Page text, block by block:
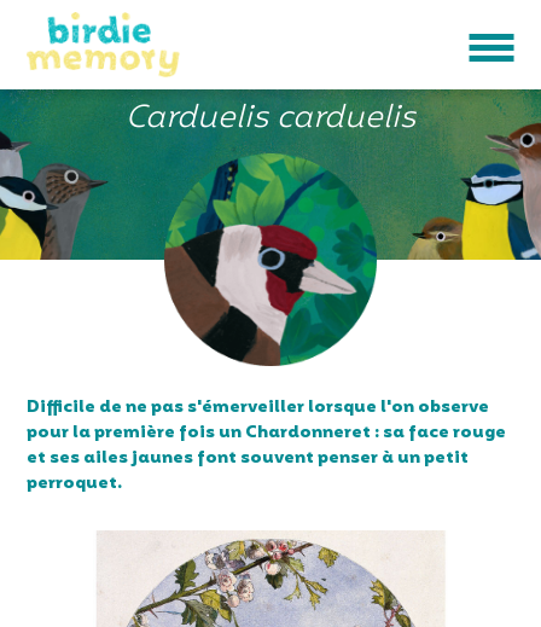
CHARDONNERET ÉLÉGANT
Carduelis carduelis
Difficile de ne pas s'émerveiller lorsque l'on observe
pour la première fois un Chardonneret : sa face rouge
et ses ailes jaunes font souvent penser à un petit
perroquet.